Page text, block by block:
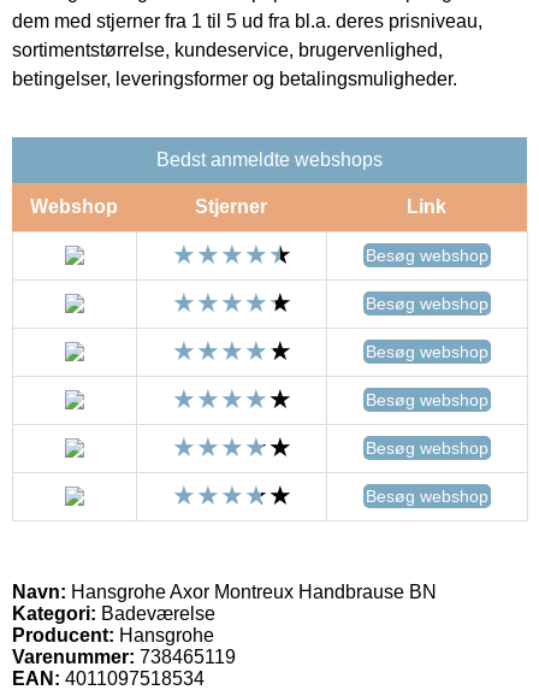
dem med stjerner fra 1 til 5 ud fra bl.a. deres prisniveau,
sortimentstørrelse, kundeservice, brugervenlighed,
betingelser, leveringsformer og betalingsmuligheder.
Bedst anmeldte webshops
Webshop Stjerner Link
Besøg webshop
Besøg webshop
Besøg webshop
Besøg webshop
Besøg webshop
Besøg webshop
Navn: Hansgrohe Axor Montreux Handbrause BN
Kategori: Badeværelse
Producent: Hansgrohe
Varenummer: 738465119
EAN: 4011097518534